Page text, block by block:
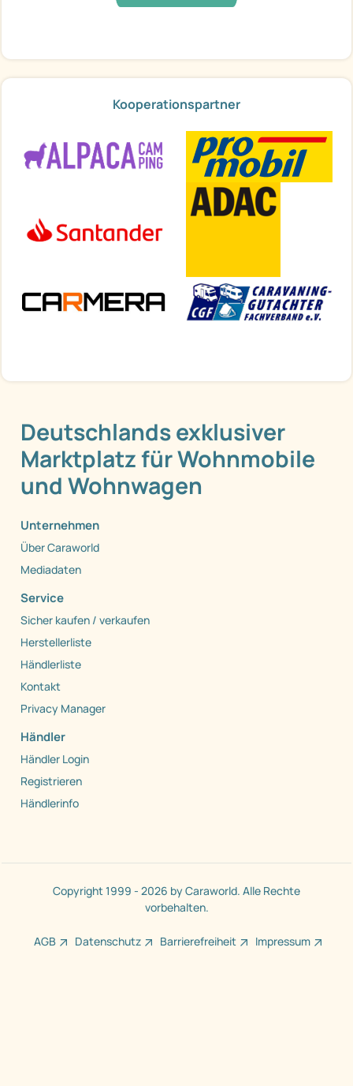
Kooperationspartner
Deutschlands exklusiver
Marktplatz für Wohnmobile
und Wohnwagen
Unternehmen
Über Caraworld
Mediadaten
Service
Sicher kaufen / verkaufen
Herstellerliste
Händlerliste
Kontakt
Privacy Manager
Händler
Händler Login
Registrieren
Händlerinfo
Copyright 1999 - 2026 by Caraworld. Alle Rechte
vorbehalten.
AGB Datenschutz Barrierefreiheit Impressum